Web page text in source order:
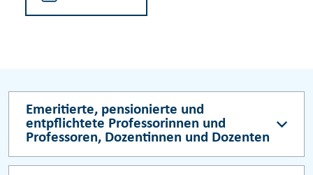
Emeritierte, pensionierte und
entpflichtete Professorinnen und
Professoren, Dozentinnen und Dozenten